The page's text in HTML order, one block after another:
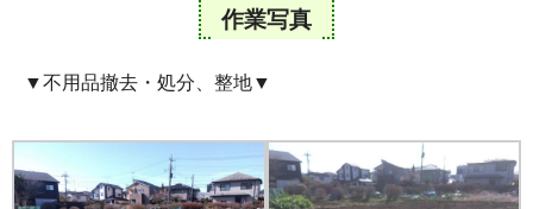
作業写真
▼不用品撤去・処分、整地▼